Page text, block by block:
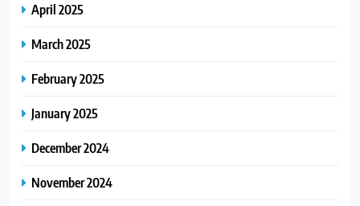
April 2025
March 2025
February 2025
January 2025
December 2024
November 2024